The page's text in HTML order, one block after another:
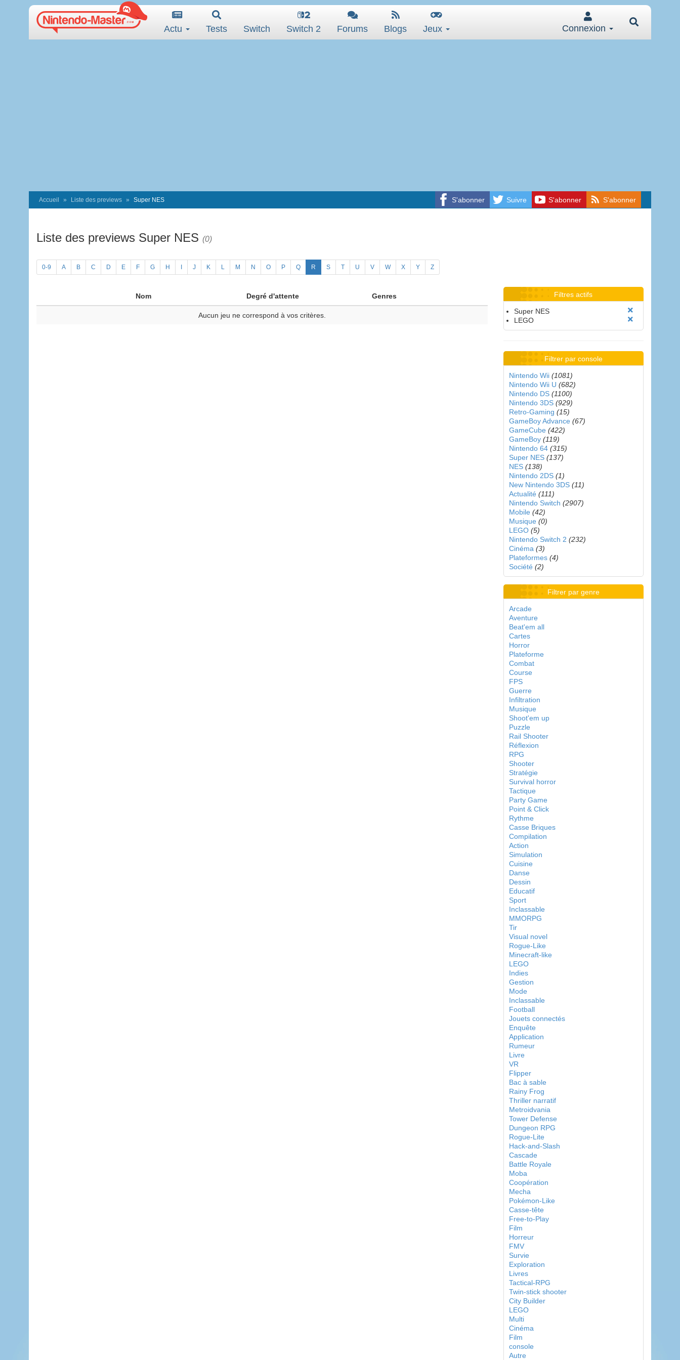
Actu Tests Switch Switch 2 Forums Blogs Jeux Connexion
S'abonner Suivre S'abonner S'abonner
Accueil Liste des previews Super NES
Liste des previews Super NES (0)
0-9 A B C D E F G H J K L M N O P Q R S T U V W X Y Z
Nom Degré d'attente Genres
Aucun jeu ne correspond à vos critères.
Filtres actifs
Super NES
LEGO
Filtrer par console
Nintendo Wii (1081)
Nintendo Wii U (682)
Nintendo DS (1100)
Nintendo 3DS (929)
Retro-Gaming (15)
GameBoy Advance (67)
GameCube (422)
GameBoy (119)
Nintendo 64 (315)
Super NES (137)
NES (138)
Nintendo 2DS (1)
New Nintendo 3DS (11)
Actualité (111)
Nintendo Switch (2907)
Mobile (42)
Musique (0)
LEGO (5)
Nintendo Switch 2 (232)
Cinéma (3)
Plateformes (4)
Société (2)
Filtrer par genre
Arcade
Aventure
Beat'em all
Cartes
Horror
Plateforme
Combat
Course
FPS
Guerre
Infiltration
Musique
Shoot'em up
Puzzle
Rail Shooter
Réflexion
RPG
Shooter
Stratégie
Survival horror
Tactique
Party Game
Point & Click
Rythme
Casse Briques
Compilation
Action
Simulation
Cuisine
Danse
Dessin
Educatif
Sport
Inclassable
MMORPG
Tir
Visual novel
Rogue-Like
Minecraft-like
LEGO
Indies
Gestion
Mode
Inclassable
Football
Jouets connectés
Enquête
Application
Rumeur
Livre
VR
Flipper
Bac à sable
Rainy Frog
Thriller narratif
Metroidvania
Tower Defense
Dungeon RPG
Rogue-Lite
Hack-and-Slash
Cascade
Battle Royale
Moba
Coopération
Mecha
Pokémon-Like
Casse-tête
Free-to-Play
Film
Horreur
FMV
Survie
Exploration
Livres
Tactical-RPG
Twin-stick shooter
City Builder
LEGO
Multi
Cinéma
Film
console
Autre